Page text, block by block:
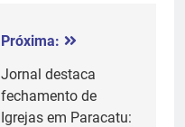
Próxima:
Jornal destaca
fechamento de
Igrejas em Paracatu: